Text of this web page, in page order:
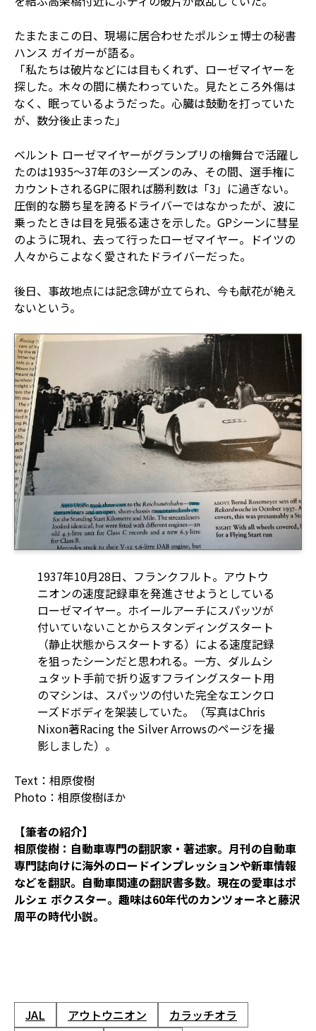
たまたまこの日、現場に居合わせたポルシェ博士の秘書
ハンス ガイガーが語る。
「私たちは破片などには目もくれず、ローゼマイヤーを
探した。木々の間に横たわっていた。見たところ外傷は
なく、眠っているようだった。心臓は鼓動を打っていた
が、数分後止まった」
ベルント ローゼマイヤーがグランプリの檜舞台で活躍し
たのは1935～37年の3シーズンのみ、その間、選手権に
カウントされるGPに限れば勝利数は「3」に過ぎない。
圧倒的な勝ち星を誇るドライバーではなかったが、波に
乗ったときは目を見張る速さを示した。GPシーンに彗星
のように現れ、去って行ったローゼマイヤー。ドイツの
人々からこよなく愛されたドライバーだった。
後日、事故地点には記念碑が立てられ、今も献花が絶え
ないという。
1937年10月28日、フランクフルト。アウトウ
ニオンの速度記録車を発進させようとしている
ローゼマイヤー。ホイールアーチにスパッツが
付いていないことからスタンディングスタート
（静止状態からスタートする）による速度記録
を狙ったシーンだと思われる。一方、ダルムシ
ュタット手前で折り返すフライングスタート用
のマシンは、スパッツの付いた完全なエンクロ
ーズドボディを架装していた。（写真はChris
Nixon著Racing the Silver Arrowsのページを撮
影しました）。
Text：相原俊樹
Photo：相原俊樹ほか
【筆者の紹介】
相原俊樹：自動車専門の翻訳家・著述家。月刊の自動車
専門誌向けに海外のロードインプレッションや新車情報
などを翻訳。自動車関連の翻訳書多数。現在の愛車はポ
ルシェ ボクスター。趣味は60年代のカンツォーネと藤沢
周平の時代小説。
JAL アウトウニオン
カラッチオラ